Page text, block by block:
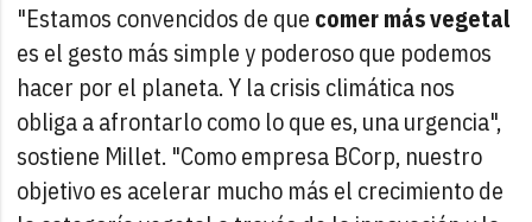
"Estamos convencidos de que comer más vegetal
es el gesto más simple y poderoso que podemos
hacer por el planeta. Y la crisis climática nos
obliga a afrontarlo como lo que es, una urgencia",
sostiene Millet. "Como empresa BCorp, nuestro
objetivo es acelerar mucho más el crecimiento de